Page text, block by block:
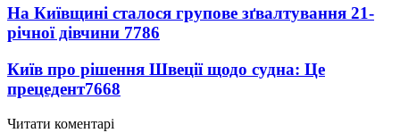
На Київщині сталося групове зґвалтування 21-
річної дівчини 7786
Київ про рішення Швеції щодо судна: Це
прецедент7668
Читати коментарі